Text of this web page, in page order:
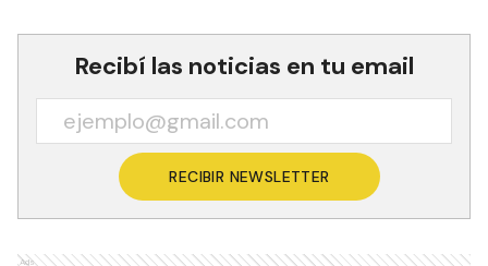
Recibí las noticias en tu email
RECIBIR NEWSLETTER
Ads